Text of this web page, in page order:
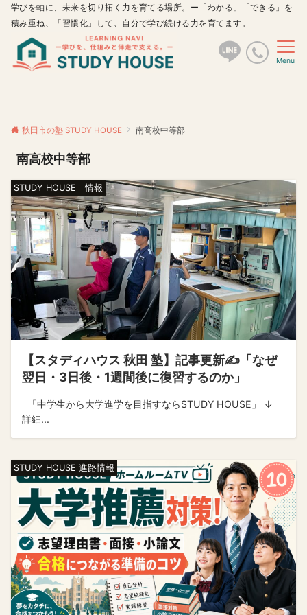
学びを軸に、未来を切り拓く力を育てる場所。ー「わかる」「できる」を
積み重ね、「習慣化」して、自分で学び続ける力を育てます。
Menu
秋田市の塾 STUDY HOUSE 南高校中等部
南高校中等部
STUDY HOUSE 情報
【スタディハウス 秋田 塾】記事更新✍️「なぜ
翌日・3日後・1週間後に復習するのか」
「中学生から大学進学を目指すならSTUDY HOUSE」 ↓
詳細...
STUDY HOUSE 進路情報